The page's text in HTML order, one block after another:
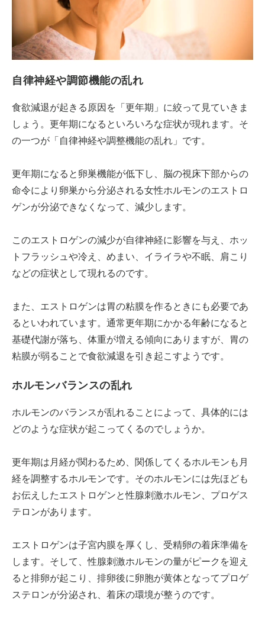
自律神経や調節機能の乱れ
食欲減退が起きる原因を「更年期」に絞って見ていきま
しょう。更年期になるといろいろな症状が現れます。そ
の一つが「自律神経や調整機能の乱れ」です。
更年期になると卵巣機能が低下し、脳の視床下部からの
命令により卵巣から分泌される女性ホルモンのエストロ
ゲンが分泌できなくなって、減少します。
このエストロゲンの減少が自律神経に影響を与え、ホッ
トフラッシュや冷え、めまい、イライラや不眠、肩こり
などの症状として現れるのです。
また、エストロゲンは胃の粘膜を作るときにも必要であ
るといわれています。通常更年期にかかる年齢になると
基礎代謝が落ち、体重が増える傾向にありますが、胃の
粘膜が弱ることで食欲減退を引き起こすようです。
ホルモンバランスの乱れ
ホルモンのバランスが乱れることによって、具体的には
どのような症状が起こってくるのでしょうか。
更年期は月経が関わるため、関係してくるホルモンも月
経を調整するホルモンです。そのホルモンには先ほども
お伝えしたエストロゲンと性腺刺激ホルモン、プロゲス
テロンがあります。
エストロゲンは子宮内膜を厚くし、受精卵の着床準備を
します。そして、性腺刺激ホルモンの量がピークを迎え
ると排卵が起こり、排卵後に卵胞が黄体となってプロゲ
ステロンが分泌され、着床の環境が整うのです。